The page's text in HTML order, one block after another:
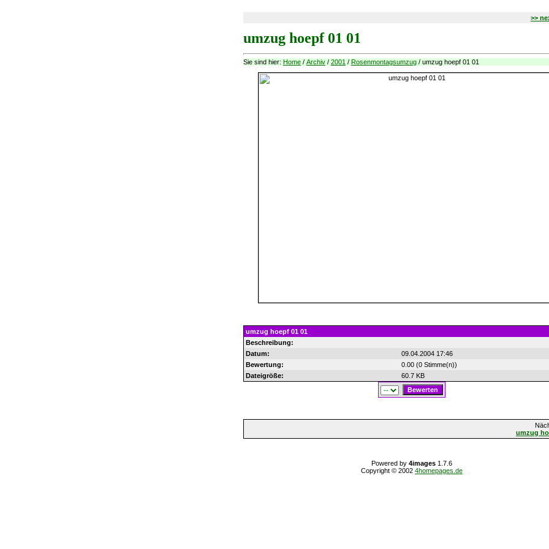
>>
umzug hoepf 01 01
Sie sind hier: Home / Archiv / 2001 / Rosenmontagsumzug / umzug hoepf 01 01
umzug hoepf 01 01
Beschreibung:
Datum:
09.04.2004 17:46
Bewertung:
0.00 (0 Stimme(n))
Dateigröße:
60.7 KB
umzug
Powered by 4images 1.7.6
Copyright © 2002 4homepages.de